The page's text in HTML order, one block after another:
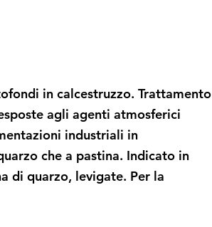
in calcestruzzo. Trattamento
agli agenti atmosferici
industriali in
che a pastina. Indicato in
di quarzo, levigate. Per la